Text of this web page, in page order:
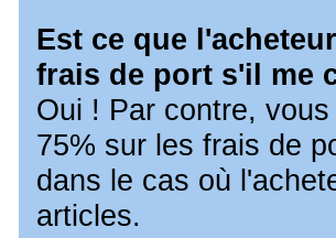
Est ce que
frais de port s'il me
Oui ! Par contre,
75% sur les frais de
dans le cas où
articles.